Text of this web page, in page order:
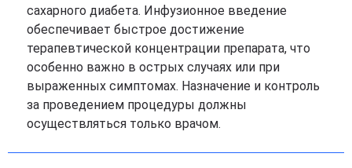
сахарного диабета. Инфузионное введение
обеспечивает быстрое достижение
терапевтической концентрации препарата, что
особенно важно в острых случаях или при
выраженных симптомах. Назначение и контроль
за проведением процедуры должны
осуществляться только врачом.